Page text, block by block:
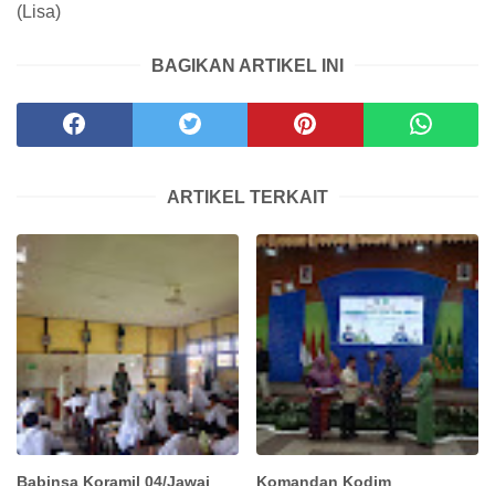
(Lisa)
BAGIKAN ARTIKEL INI
ARTIKEL TERKAIT
Babinsa Koramil 04/Jawai Komandan Kodim